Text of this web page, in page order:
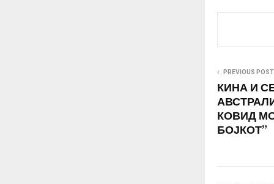
PREVIOUS POST
КИНА И
КОВИД
БОЈКОТ”